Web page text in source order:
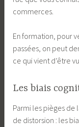
commerces.
En formation, pour
passées, on peut
ce qui vient d’être
Les biais
Parmi les pièges
de distorsion : les